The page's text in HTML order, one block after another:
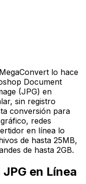
lo hace
Document
(JPG) en
sin registro
conversión para
redes
en línea lo
de hasta 25MB,
de hasta 2GB.
en Línea